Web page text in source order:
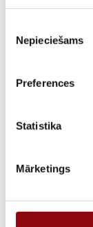
izvēle
Nepieciešams
Preferences
Statistika
Mārketings
AVAILABILITY
SKU